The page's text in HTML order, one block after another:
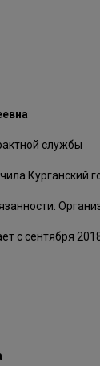
службы
Курганский
с сентября